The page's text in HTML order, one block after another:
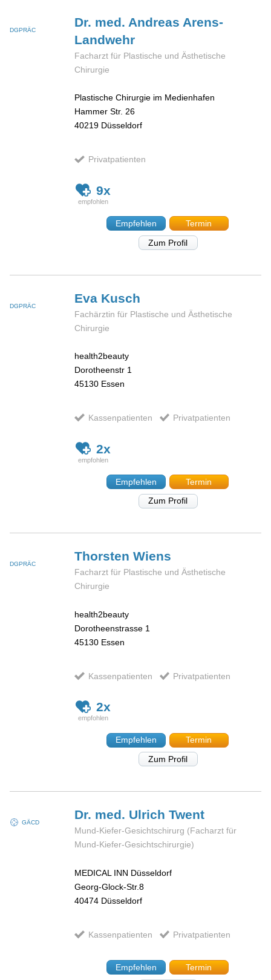
DGPRÄC
Dr. med. Andreas Arens-
Landwehr
Facharzt für Plastische und Ästhetische
Chirurgie
Plastische Chirurgie im Medienhafen
Hammer Str. 26
40219 Düsseldorf
Privatpatienten
9x
Empfehlen
Termin
Zum Profil
DGPRÄC
Eva Kusch
Fachärztin für Plastische und Ästhetische
Chirurgie
health2beauty
Dorotheenstr 1
45130 Essen
Kassenpatienten Privatpatienten
2x
Empfehlen
Termin
Zum Profil
DGPRÄC
ThorstenWiens
Facharzt für Plastische und Ästhetische
Chirurgie
health2beauty
Dorotheenstrasse 1
45130 Essen
Kassenpatienten Privatpatienten
2x
Empfehlen
Termin
Zum Profil
GÄCD
Dr. med. UlrichTwent
Mund-Kiefer-Gesichtschirurg (Facharzt für
Mund-Kiefer-Gesichtschirurgie)
MEDICAL INN Düsseldorf
Georg-Glock-Str.8
40474 Düsseldorf
Kassenpatienten Privatpatienten
Empfehlen
Termin